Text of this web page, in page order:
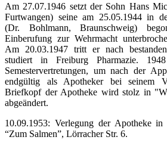
Am 27.07.1946 setzt der Sohn Hans
Furtwangen) seine am 25.05.1944 in
(Dr. Bohlmann, Braunschweig)
Einberufung zur Wehrmacht
Am 20.03.1947 tritt er nach
studiert in Freiburg Pharmazie.
Semestervertretungen, um nach der
endgültig als Apotheker bei seinem
Briefkopf der Apotheke wird stolz in
abgeändert.
10.09.1953: Verlegung der Apotheke in
“Zum Salmen”, Lörracher Str. 6.